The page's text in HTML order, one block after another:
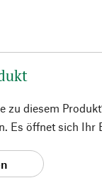
zu diesem
Es öffnet sich Ihr